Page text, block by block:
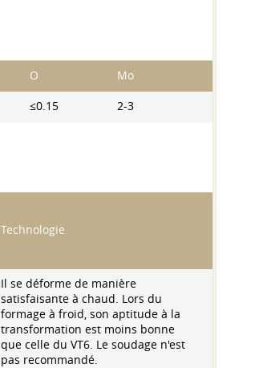
O Mo
≤0.15 2-3
Technologie
Il se déforme de manière
satisfaisante à chaud. Lors du
formage à froid, son aptitude à la
transformation est moins bonne
que celle du VT6. Le soudage n'est
pas recommandé.